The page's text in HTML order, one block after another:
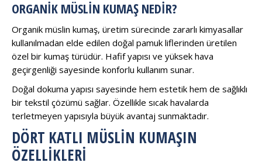
ORGANIK MÜSLIN KUMAŞ NEDIR?
Organik müslin kumaş, üretim sürecinde zararlı kimyasallar
kullanılmadan elde edilen doğal pamuk liflerinden üretilen
özel bir kumaş türüdür. Hafif yapısı ve yüksek hava
geçirgenliği sayesinde konforlu kullanım sunar.
Doğal dokuma yapısı sayesinde hem estetik hem de sağlıklı
bir tekstil çözümü sağlar. Özellikle sıcak havalarda
terletmeyen yapısıyla büyük avantaj sunmaktadır.
DÖRT KATLI MÜSLIN KUMAŞIN
ÖZELLIKLERI